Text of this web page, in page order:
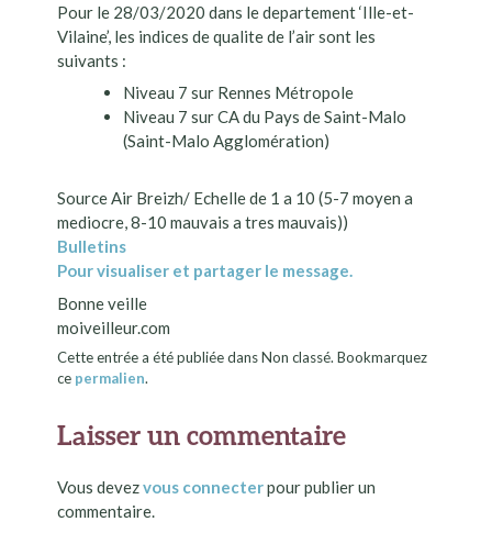
Pour le 28/03/2020 dans le departement ‘Ille-et-
Vilaine’, les indices de qualite de l’air sont les
suivants :
Niveau 7 sur Rennes Métropole
Niveau 7 sur CA du Pays de Saint-Malo
(Saint-Malo Agglomération)
Source Air Breizh/ Echelle de 1 a 10 (5-7 moyen a
mediocre, 8-10 mauvais a tres mauvais))
Bulletins
Pour visualiser et partager le message.
Bonne veille
moiveilleur.com
Cette entrée a été publiée dans Non classé. Bookmarquez
ce permalien.
Laisser un commentaire
Vous devezvous connecterpour publier un
commentaire.